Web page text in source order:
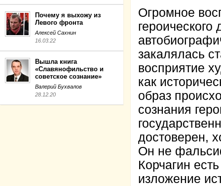
Почему я выхожу из
Левого фронта
Алексей Сахнин
16.03.22
Вышла книга
«Славянофильство и
советское сознание»
Валерий Бухвалов
28.12.20
Огромное
закалялась
восприятие
как
образ
сознания
достоверен,
Он не
Корчагин
изложение